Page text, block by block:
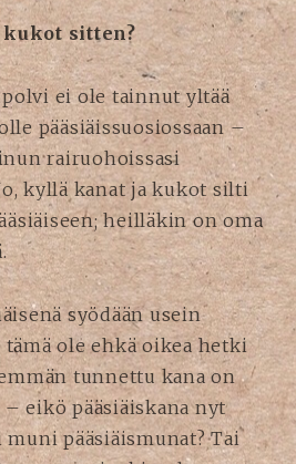
sitten?
ei ole tainnut yltää
pääsiäissuosiossaan –
rairuohoissasi
kyllä kanat ja kukot silti
heilläkin on oma
syödään usein
ole ehkä oikea hetki
tunnettu kana on
eikö pääsiäiskana nyt
pääsiäismunat? Tai